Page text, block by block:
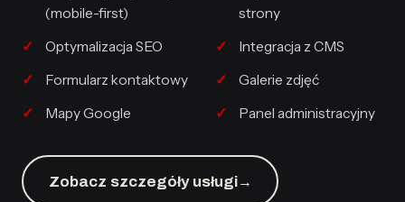
(mobile-first)
strony
Optymalizacja SEO
Integracja z CMS
Formularz kontaktowy
Galerie zdjęć
Mapy Google
Panel administracyjny
Zobacz szczegóły usługi→